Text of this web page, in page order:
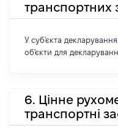
транспортних
У суб'єкта декларування
об'єкти для
6. Цінне
транспортні